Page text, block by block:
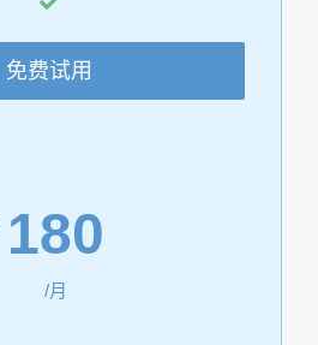
免费试用
180
/月